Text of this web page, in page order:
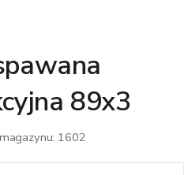
89x3
1602